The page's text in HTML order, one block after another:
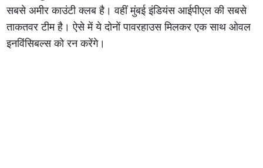
सबसे अमीर काउंटी क्लब है। वहीं मुंबई इंडियंस आईपीएल की सबसे
ताकतवर टीम है। ऐसे में ये दोनों पावरहाउस मिलकर एक साथ ओवल
इनविंसिबल्स को रन करेंगे।